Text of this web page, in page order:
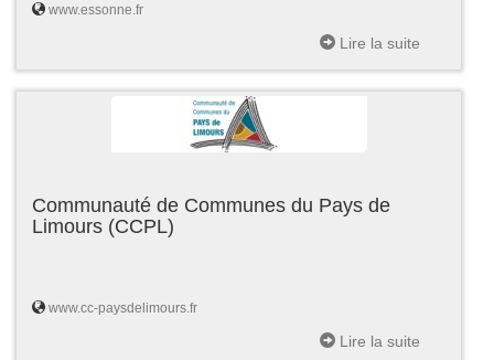
www.essonne.fr
Lire la suite
Communauté de Communes du Pays de
Limours (CCPL)
www.cc-paysdelimours.fr
Lire la suite